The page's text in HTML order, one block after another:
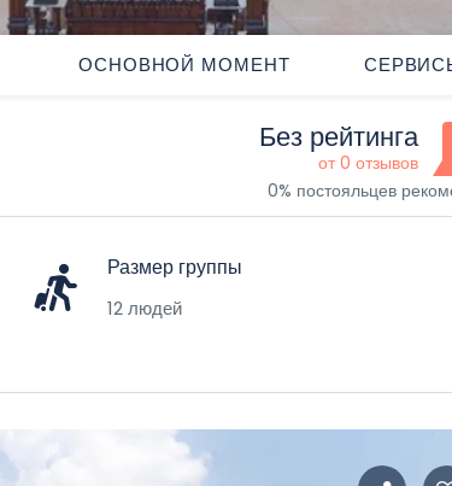
ОСНОВНОЙ МОМЕНТ
Без рейтинга
от 0 отзывов
0% постояльцев
Размер группы
12 людей